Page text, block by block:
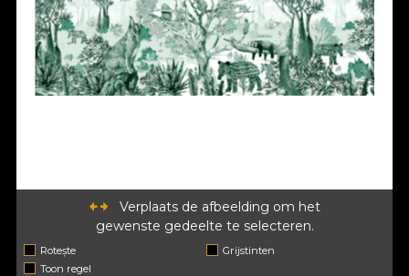
Verplaats de afbeelding om het
gewenste gedeelte te selecteren.
Rotește
Grijstinten
Toon regel